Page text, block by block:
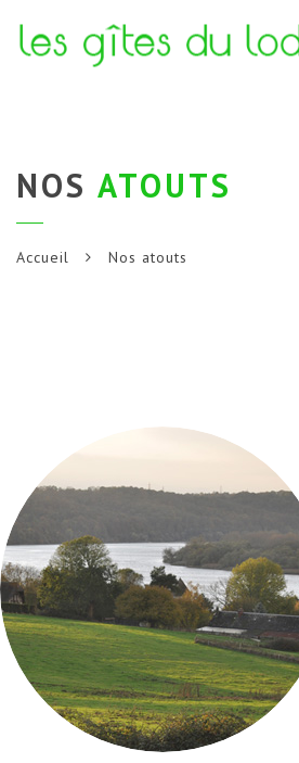
NOS ATOUTS
Accueil Nos atouts